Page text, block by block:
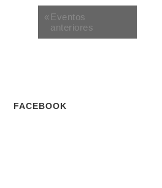
« Eventos
anteriores
FACEBOOK